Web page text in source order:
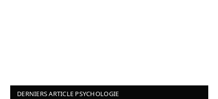
DERNIERS ARTICLE PSYCHOLOGIE